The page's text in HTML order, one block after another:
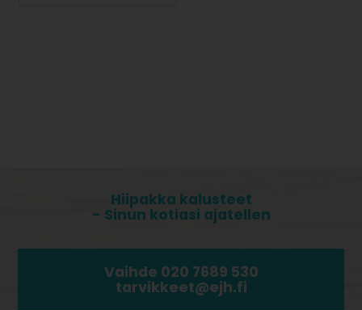
Hiipakka kalusteet
- Sinun kotiasi ajatellen
Vaihde 020 7689 530
tarvikkeet@ejh.fi